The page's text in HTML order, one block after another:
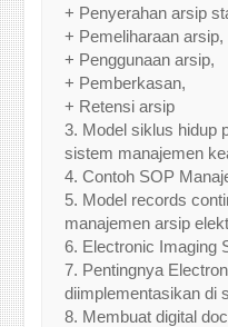
+ Penyerahan arsip
+ Pemeliharaan arsip,
+ Penggunaan arsip,
+ Pemberkasan,
+ Retensi arsip
3. Model siklus hidup
sistem manajemen
4. Contoh SOP
5. Model records
manajemen arsip
6. Electronic Imaging
7. Pentingnya
diimplementasikan di
8. Membuat digital